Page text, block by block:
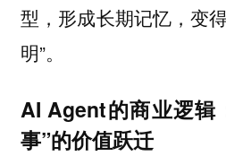
型，形成长期记忆，变
明”。
AI Agent的商业逻辑
事”的价值跃迁